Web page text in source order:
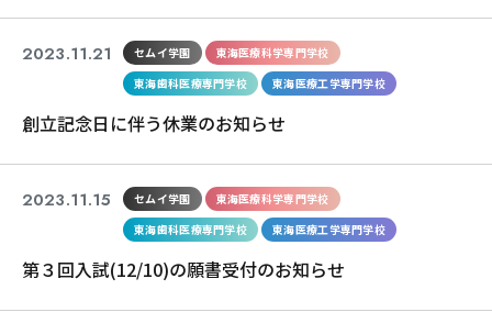
2023.11.21 セムイ学園
東海医療科学専門学校
東海歯科医療専門学校
東海医療工学専門学校
創立記念日に伴う休業のお知らせ
2023.11.15 セムイ学園
東海医療科学専門学校
東海歯科医療専門学校
東海医療工学専門学校
第３回入試(12/10)の願書受付のお知らせ